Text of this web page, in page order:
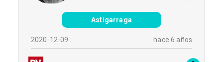
Astigarraga
2020-12-09 hace 6 años